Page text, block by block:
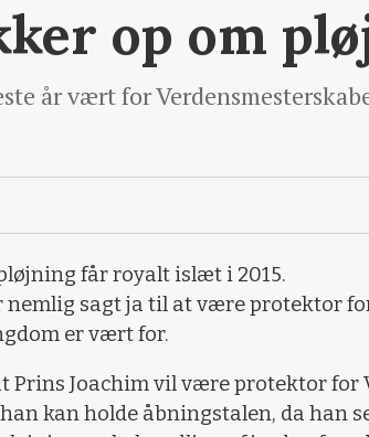
op om
år vært for
får royalt islæt i 2015.
nemlig sagt ja til at være protektor
er vært for.
Prins Joachim vil være protektor for
kan holde åbningstalen, da han